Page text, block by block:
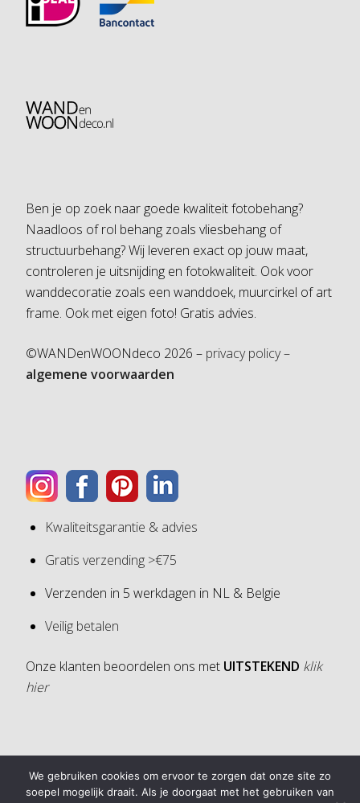
Ben je op zoek naar goede kwaliteit fotobehang?
Naadloos of rol behang zoals vliesbehang of
structuurbehang? Wij leveren exact op jouw maat,
controleren je uitsnijding en fotokwaliteit. Ook voor
wanddecoratie zoals een wanddoek, muurcirkel of art
frame. Ook met eigen foto! Gratis advies.
©WANDenWOONdeco 2026 – privacy policy –
algemene voorwaarden
Kwaliteitsgarantie & advies
Gratis verzending >€75
Verzenden in 5 werkdagen in NL & Belgie
Veilig betalen
Onze klanten beoordelen ons met UITSTEKEND klik
hier
4,6 van 5 sterren (op basis van 30 reviews)
We gebruiken cookies om ervoor te zorgen dat onze site zo
soepel mogelijk draait. Als je doorgaat met het gebruiken van